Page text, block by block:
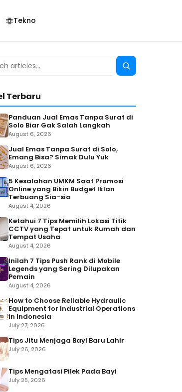
Tekno
Search
Terbaru
Panduan Jual Emas Tanpa Surat di
Solo Biar Gak Salah Langkah
August 6, 2026
Jual Emas Tanpa Surat di Solo,
Emang Bisa? Simak Dulu Yuk
August 6, 2026
5 Kesalahan UMKM Saat Promosi
Online yang Bikin Budget Iklan
Terbuang Sia-sia
August 4, 2026
Ketahui 7 Tips Memilih Lokasi Titik
CCTV yang Tepat untuk Rumah dan
Tempat Usaha
August 4, 2026
Inilah 7 Tips Push Rank di Mobile
Legends yang Sering Dilupakan
Pemain
August 4, 2026
How to Choose Reliable Hydraulic
Equipment for Industrial Operations
in Indonesia
July 27, 2026
Tips Jitu Menjaga Bayi Baru Lahir
July 26, 2026
Tips Mengatasi Pilek Pada Bayi
July 25, 2026